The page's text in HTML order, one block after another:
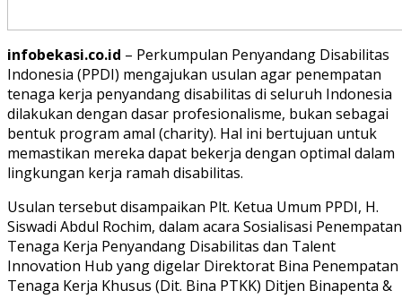
infobekasi.co.id – Perkumpulan Penyandang Disabilitas
Indonesia (PPDI) mengajukan usulan agar penempatan
tenaga kerja penyandang disabilitas di seluruh Indonesia
dilakukan dengan dasar profesionalisme, bukan sebagai
bentuk program amal (charity). Hal ini bertujuan untuk
memastikan mereka dapat bekerja dengan optimal dalam
lingkungan kerja ramah disabilitas.
Usulan tersebut disampaikan Plt. Ketua Umum PPDI, H.
Siswadi Abdul Rochim, dalam acara Sosialisasi Penempatan
Tenaga Kerja Penyandang Disabilitas dan Talent
Innovation Hub yang digelar Direktorat Bina Penempatan
Tenaga Kerja Khusus (Dit. Bina PTKK) Ditjen Binapenta &